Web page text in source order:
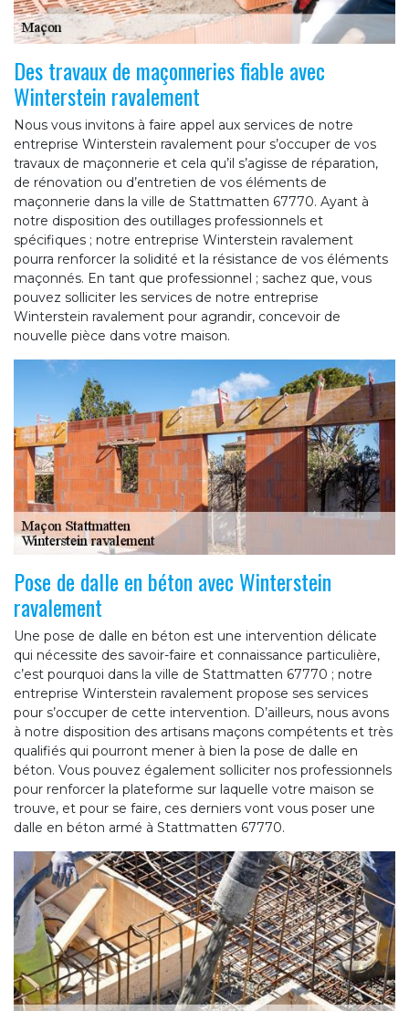
Des travaux de maçonneries fiable avec
Winterstein ravalement
Nous vous invitons à faire appel aux services de notre
entreprise Winterstein ravalement pour s’occuper de vos
travaux de maçonnerie et cela qu’il s’agisse de réparation,
de rénovation ou d’entretien de vos éléments de
maçonnerie dans la ville de Stattmatten 67770. Ayant à
notre disposition des outillages professionnels et
spécifiques ; notre entreprise Winterstein ravalement
pourra renforcer la solidité et la résistance de vos éléments
maçonnés. En tant que professionnel ; sachez que, vous
pouvez solliciter les services de notre entreprise
Winterstein ravalement pour agrandir, concevoir de
nouvelle pièce dans votre maison.
Pose de dalle en béton avec Winterstein
ravalement
Une pose de dalle en béton est une intervention délicate
qui nécessite des savoir-faire et connaissance particulière,
c’est pourquoi dans la ville de Stattmatten 67770 ; notre
entreprise Winterstein ravalement propose ses services
pour s’occuper de cette intervention. D’ailleurs, nous avons
à notre disposition des artisans maçons compétents et très
qualifiés qui pourront mener à bien la pose de dalle en
béton. Vous pouvez également solliciter nos professionnels
pour renforcer la plateforme sur laquelle votre maison se
trouve, et pour se faire, ces derniers vont vous poser une
dalle en béton armé à Stattmatten 67770.